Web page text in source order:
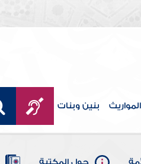
المواريث بنين وبنات